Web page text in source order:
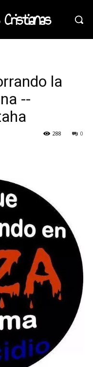
la
--
0
288